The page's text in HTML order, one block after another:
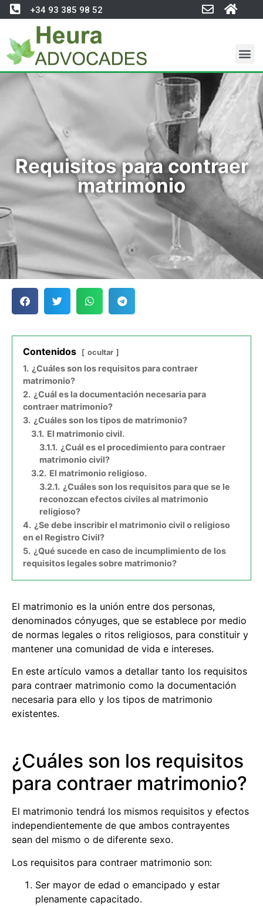
+34 93 385 98 52
Requisitos para contraer
matrimonio
Contenidos ocultar
1. ¿Cuáles son los requisitos para contraer
matrimonio?
2. ¿Cuál es la documentación necesaria para
contraer matrimonio?
3. ¿Cuáles son los tipos de matrimonio?
3.1. El matrimonio civil.
3.1.1. ¿Cuál es el procedimiento para contraer
matrimonio civil?
3.2. El matrimonio religioso.
3.2.1. ¿Cuáles son los requisitos para que se le
reconozcan efectos civiles al matrimonio
religioso?
4. ¿Se debe inscribir el matrimonio civil o religioso
en el Registro Civil?
5. ¿Qué sucede en caso de incumplimiento de los
requisitos legales sobre matrimonio?
El matrimonio es la unión entre dos personas,
denominados cónyuges, que se establece por medio
de normas legales o ritos religiosos, para constituir y
mantener una comunidad de vida e intereses.
En este artículo vamos a detallar tanto los requisitos
para contraer matrimonio como la documentación
necesaria para ello y los tipos de matrimonio
existentes.
¿Cuáles son los requisitos
para contraer matrimonio?
El matrimonio tendrá los mismos requisitos y efectos
independientemente de que ambos contrayentes
sean del mismo o de diferente sexo.
Los requisitos para contraer matrimonio son:
Ser mayor de edad o emancipado y estar
plenamente capacitado.